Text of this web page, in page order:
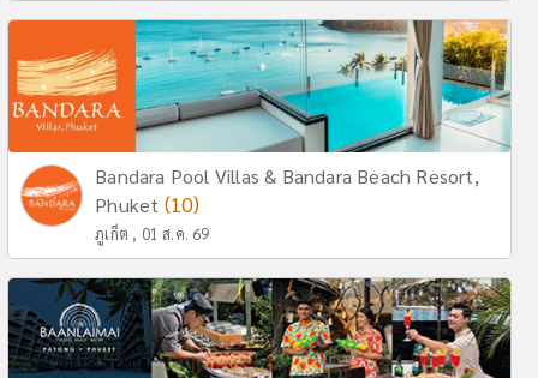
Bandara Pool Villas & Bandara Beach Resort,
Phuket (10)
ภูเก็ต , 01 ส.ค. 69